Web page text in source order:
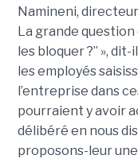
Namineni,
La grande
les bloquer ?” »,
les employés
l’entreprise dans
pourraient y avoir
délibéré en nous
proposons-leur